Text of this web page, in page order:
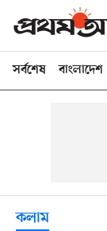
সর্বশেষ বাংলাদেশ
কলাম